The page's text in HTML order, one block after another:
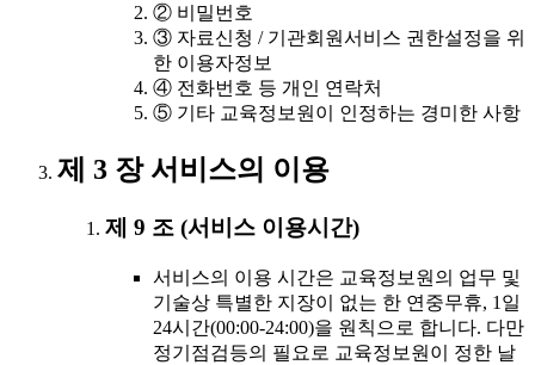
② 비밀번호
③ 자료신청 / 기관회원서비스 권한설정을 위
한 이용자정보
④ 전화번호 등 개인 연락처
⑤ 기타 교육정보원이 인정하는 경미한 사항
제 3 장 서비스의 이용
제 9 조 (서비스 이용시간)
서비스의 이용 시간은 교육정보원의 업무 및
기술상 특별한 지장이 없는 한 연중무휴, 1일
24시간(00:00-24:00)을 원칙으로 합니다. 다만
정기점검등의 필요로 교육정보원이 정한 날